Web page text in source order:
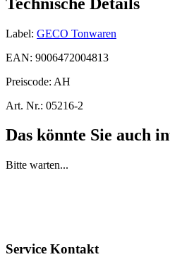
Label: GECO Tonwaren
EAN: 9006472004813
Preiscode: AH
Art. Nr.: 05216-2
Das könnte Sie auch
Bitte warten...
Service Kontakt